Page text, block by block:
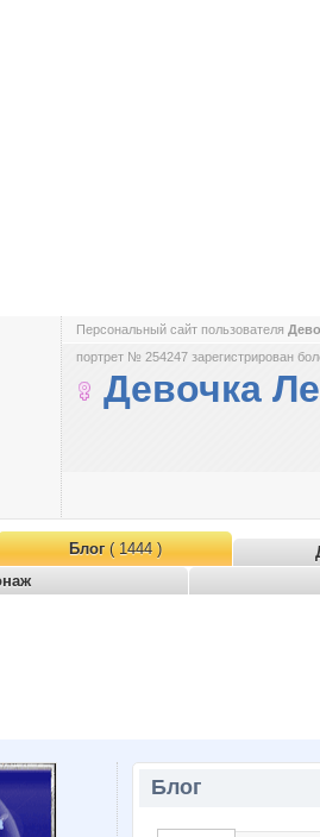
Персональный сайт пользователя
портрет № 254247 зарегистрирован
Девочка
Блог( 1444 )
Блог